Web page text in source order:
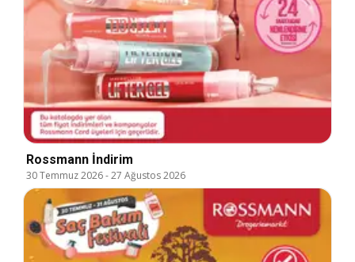
Rossmann İndirim
30 Temmuz 2026-27 Ağustos 2026